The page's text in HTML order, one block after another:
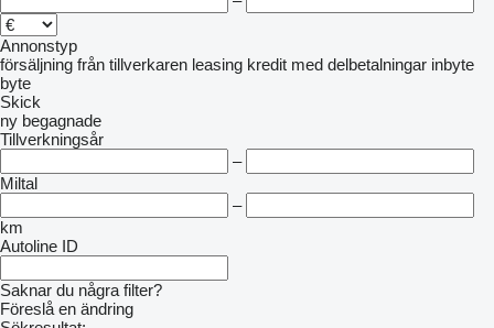
Annonstyp
försäljning från tillverkaren leasing kredit med delbetalningar inbyte
byte
Skick
ny begagnade
Tillverkningsår
–
Miltal
–
km
Autoline ID
Saknar du några filter?
Föreslå en ändring